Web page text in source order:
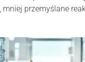
przemyślane